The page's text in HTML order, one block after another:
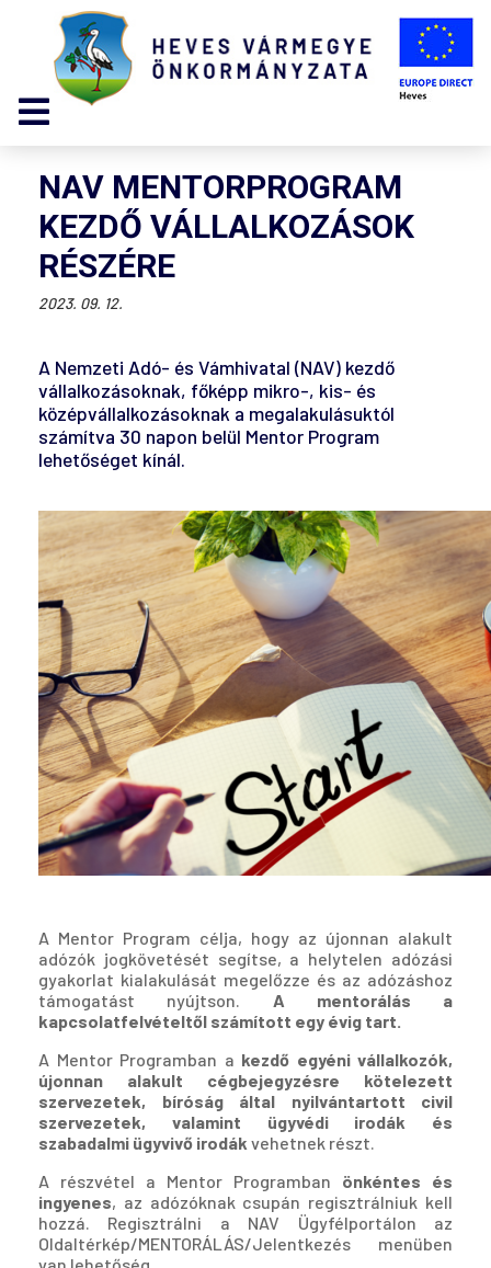
NAV MENTORPROGRAM
KEZDŐ VÁLLALKOZÁSOK
RÉSZÉRE
2023. 09. 12.
A Nemzeti Adó- és Vámhivatal (NAV) kezdő
vállalkozásoknak, főképp mikro-, kis- és
középvállalkozásoknak a megalakulásuktól
számítva 30 napon belül Mentor Program
lehetőséget kínál.
A Mentor Program célja, hogy az újonnan alakult
adózók jogkövetését segítse, a helytelen adózási
gyakorlat kialakulását megelőzze és az adózáshoz
támogatást nyújtson. A mentorálás a
kapcsolatfelvételtől számított egy évig tart.
A Mentor Programban a kezdő egyéni vállalkozók,
újonnan alakult cégbejegyzésre kötelezett
szervezetek, bíróság által nyilvántartott civil
szervezetek, valamint ügyvédi irodák és
szabadalmi ügyvivő irodák vehetnek részt.
A részvétel a Mentor Programban önkéntes és
ingyenes, az adózóknak csupán regisztrálniuk kell
hozzá. Regisztrálni a NAV Ügyfélportálon az
Oldaltérkép/MENTORÁLÁS/Jelentkezés menüben